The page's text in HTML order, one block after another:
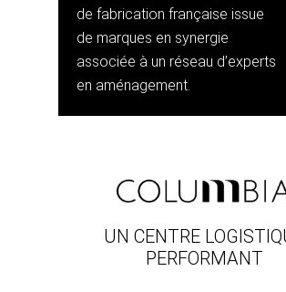
de fabrication française issue
de marques en synergie
associée à un réseau d’experts
en aménagement.
UN CENTRE
PERFORMANT